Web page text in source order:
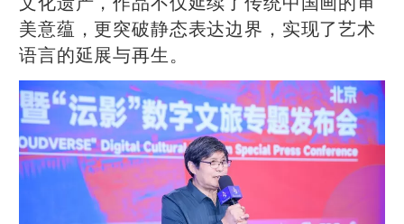
美意蕴，更突破静态表达边界，实现了艺术
语言的延展与再生。